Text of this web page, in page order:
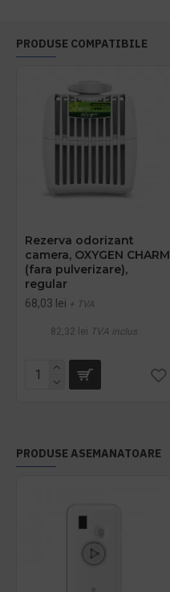
PRODUSE COMPATIBILE
Rezerva odorizant
camera, OXYGEN CHARM
(fara pulverizare),
regular
68,03 lei + TVA
82,32 lei TVA inclus
PRODUSE ASEMANATOARE